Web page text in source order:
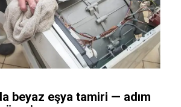
beyaz eşya tamiri — adım